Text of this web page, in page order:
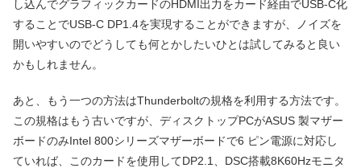
し込んでグラフィックカードのHDMI出力をカード経由でUSB-C化
することでUSB-C DP1.4を実現することができますが、ノイズを
開いやすいのでどうしても何とかしたいひとは試してみると良い
かもしれません。
あと、もう一つの方法はThunderboltの規格を利用する方法です。
この規格はもう古いですが、ディスクトップPCがASUS 製マザー
ボードのみIntel 800シリーズマザーボードで6 ピン電源に対応し
ていれば、このカードを使用してDP2.1、DSC搭載8K60Hzモニタ